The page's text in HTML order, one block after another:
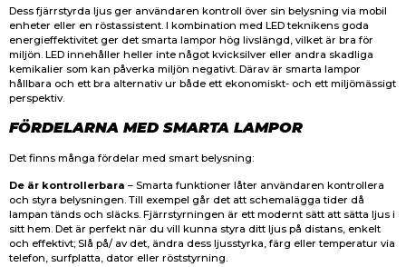
Dess fjärrstyrda ljus ger användaren kontroll över sin belysning via mobil
enheter eller en röstassistent. I kombination med LED teknikens goda
energieffektivitet ger det smarta lampor hög livslängd, vilket är bra för
miljön. LED innehåller heller inte något kvicksilver eller andra skadliga
kemikalier som kan påverka miljön negativt. Därav är smarta lampor
hållbara och ett bra alternativ ur både ett ekonomiskt- och ett miljömässigt
perspektiv.
FÖRDELARNA MED SMARTA LAMPOR
Det finns många fördelar med smart belysning:
De är kontrollerbara – Smarta funktioner låter användaren kontrollera
och styra belysningen. Till exempel går det att schemalägga tider då
lampan tänds och släcks. Fjärrstyrningen är ett modernt sätt att sätta ljus i
sitt hem. Det är perfekt när du vill kunna styra ditt ljus på distans, enkelt
och effektivt; Slå på/ av det, ändra dess ljusstyrka, färg eller temperatur via
telefon, surfplatta, dator eller röststyrning.